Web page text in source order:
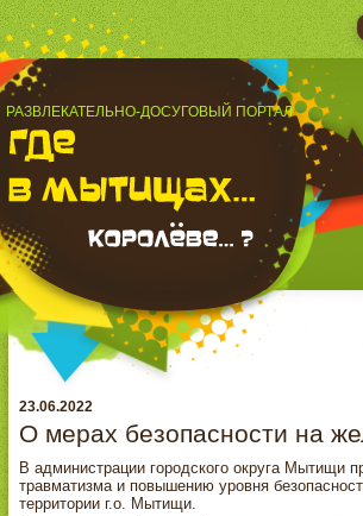
РАЗВЛЕКАТЕЛЬНО-ДОСУГОВЫЙ ПОРТАЛ
23.06.2022
О мерах безопасности на
В администрации городского округа Мытищи
травматизма и повышению уровня
территории г.о. Мытищи.